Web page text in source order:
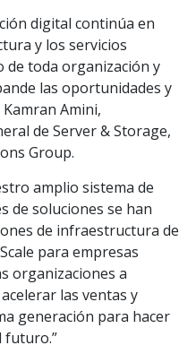
digital continúa en
y los servicios
de toda organización y
las oportunidades y
Amini,
de Server & Storage,
Group.
amplio sistema de
de soluciones se han
de infraestructura de
para empresas
organizaciones a
las ventas y
generación para hacer
futuro.”